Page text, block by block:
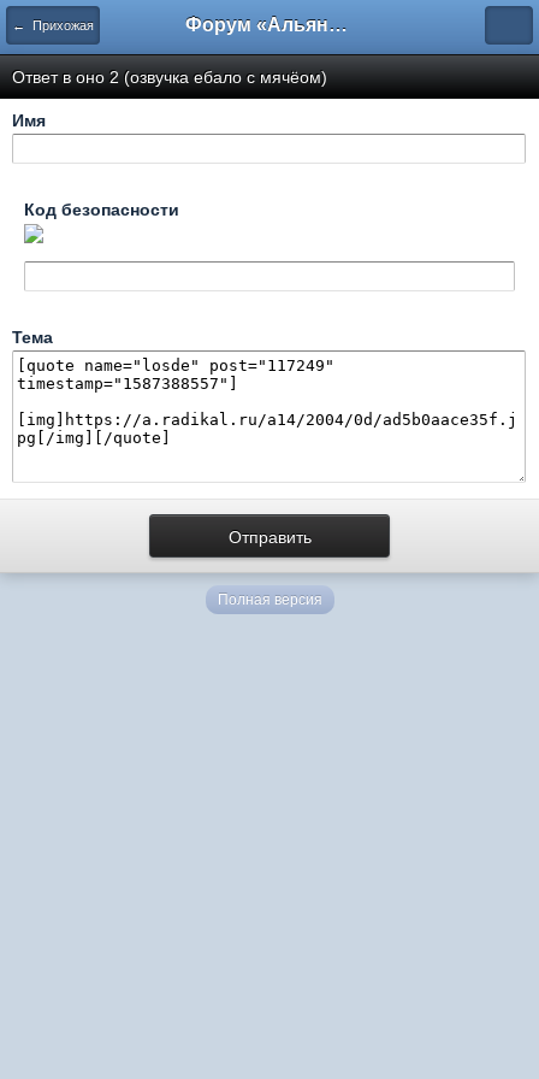
← Прихожая Форум «Альянса вольных переводчиков»
Ответ в оно 2 (озвучка ебало с мячёом)
Имя
Код безопасности
Тема
Полная версия